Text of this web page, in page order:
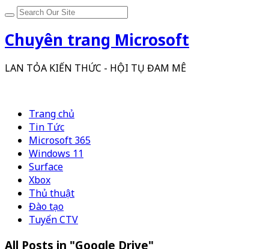
Chuyên trang Microsoft
LAN TỎA KIẾN THỨC - HỘI TỤ ĐAM MÊ
Trang chủ
Tin Tức
Microsoft 365
Windows 11
Surface
Xbox
Thủ thuật
Đào tạo
Tuyển CTV
All Posts in "Google Drive"